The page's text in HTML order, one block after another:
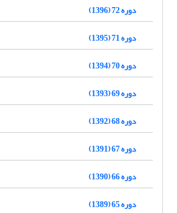
دوره 72 (1396)
دوره 71 (1395)
دوره 70 (1394)
دوره 69 (1393)
دوره 68 (1392)
دوره 67 (1391)
دوره 66 (1390)
دوره 65 (1389)